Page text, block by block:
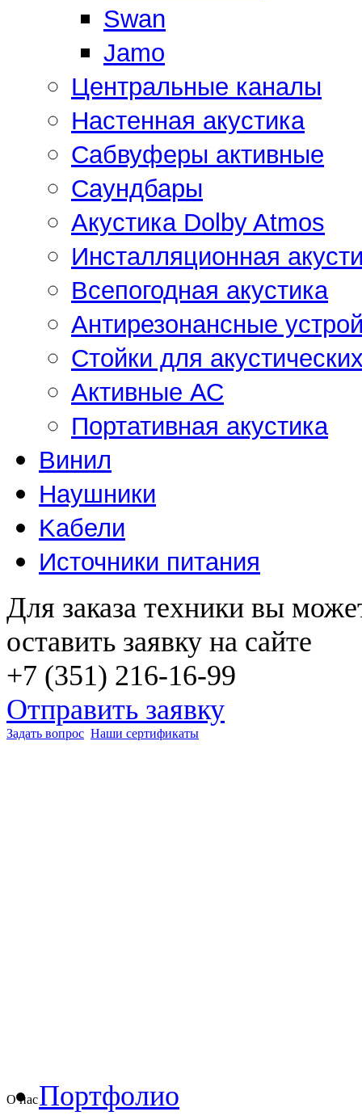
Swan
Jamo
Центральные каналы
Настенная акустика
Сабвуферы активные
Саундбары
Акустика Dolby Atmos
Инсталляционная
Всепогодная акустика
Антирезонансные
Стойки для
Активные АС
Портативная акустика
Винил
Наушники
Kабели
Источники питания
Для заказа техники вы
оставить заявку на сайте
+7 (351) 216-16-99
Отправить заявку
Задать вопрос Наши сертификаты
О насПортфолио